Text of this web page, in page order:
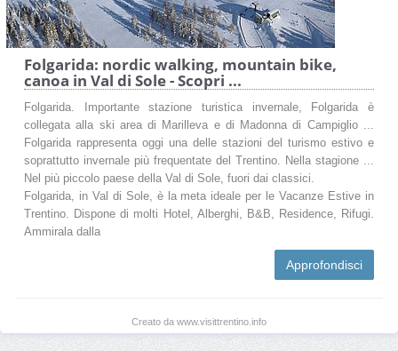
Folgarida: nordic walking, mountain bike,
canoa in Val di Sole - Scopri ...
Folgarida. Importante stazione turistica invernale, Folgarida è
collegata alla ski area di Marilleva e di Madonna di Campiglio ...
Folgarida rappresenta oggi una delle stazioni del turismo estivo e
soprattutto invernale più frequentate del Trentino. Nella stagione ...
Nel più piccolo paese della Val di Sole, fuori dai classici.
Folgarida, in Val di Sole, è la meta ideale per le Vacanze Estive in
Trentino. Dispone di molti Hotel, Alberghi, B&B, Residence, Rifugi.
Ammirala dalla
Approfondisci
Creato da www.visittrentino.info